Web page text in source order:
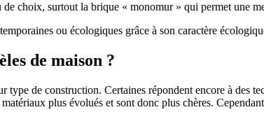
de choix, surtout la brique « monomur » qui permet une
ou écologiques grâce à son caractère
de maison ?
type de construction. Certaines répondent encore à des
plus évolués et sont donc plus chères.